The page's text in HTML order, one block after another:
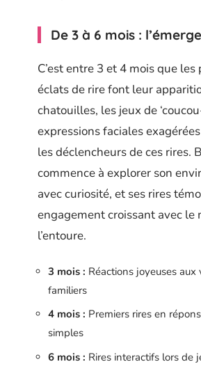
De 3 à 6 mois :
C’est entre 3 et 4 mois que les
éclats de rire font leur
chatouilles, les jeux de
expressions faciales
les déclencheurs de ces rires.
commence à explorer son
avec curiosité, et ses rires
engagement croissant avec le
l’entoure.
3 mois : Réactions joyeuses aux
familiers
4 mois : Premiers rires en
simples
6 mois : Rires interactifs lors de